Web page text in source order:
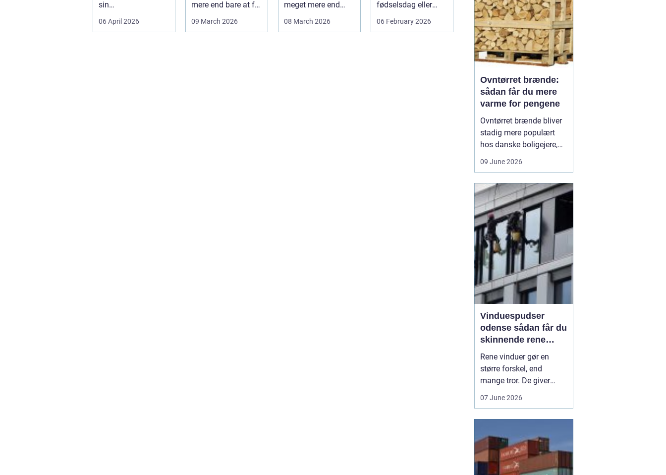
sin
svejseproduktion
sikkert, ensartet og
06 April 2026
mere end bare at få
ordnet et hul i
09 March 2026
meget mere end
pæne vægge.
08 March 2026
fødselsdag eller
firmaarrangement,
kan planlægnin...
06 February 2026
være stor. En...
Ovntørret brænde:
sådan får du mere
varme for pengene
Ovntørret brænde bliver
stadig mere populært
hos danske boligejere,
ovn, får du en stabil og
lav fugtighed, som giver
højere varmeudbytte,
renere forbrænding og
mindre arbejde med
optænd...
09 June 2026
Vinduespudser
odense sådan får du
skinnende rene
ruder året rundt
Rene vinduer gør en
større forskel, end
mange tror. De giver
endda påvirke humøret,
fordi rummene føles
lysere og mere åbne. I en
07 June 2026